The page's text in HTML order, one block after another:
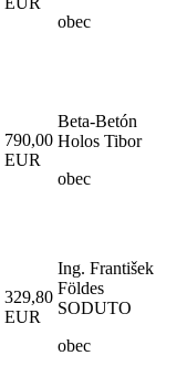
obec
790,00
EUR
Beta-Betón
Holos Tibor
obec
329,80
EUR
Ing. František
Földes
SODUTO
obec